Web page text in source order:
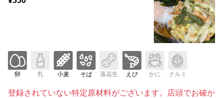
卵 乳 小麦 そば 落花生 えび かに クルミ
登録されていない特定原材料がございます。店頭でお確か